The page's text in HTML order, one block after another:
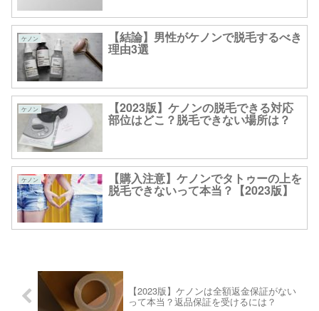
ケノン 【結論】男性がケノンで脱毛するべき
理由3選
ケノン 【2023版】ケノンの脱毛できる対応
部位はどこ？脱毛できない場所は？
ケノン 【購入注意】ケノンでタトゥーの上を
脱毛できないって本当？【2023版】
【2023版】ケノンは全額返金保証がない
って本当？返品保証を受けるには？